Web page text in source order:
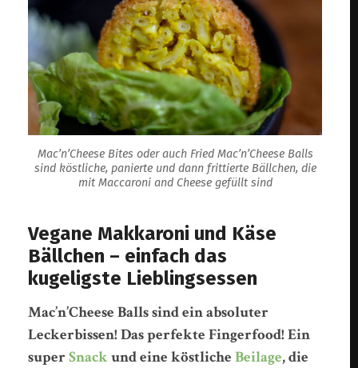
Mac’n’Cheese Bites oder auch Fried Mac’n’Cheese Balls
sind köstliche, panierte und dann frittierte Bällchen, die
mit Maccaroni and Cheese gefüllt sind
Vegane Makkaroni und Käse
Bällchen – einfach das
kugeligste Lieblingsessen
Mac’n’Cheese Balls sind ein absoluter
Leckerbissen! Das perfekte Fingerfood! Ein
superSnackund eine köstlicheBeilage, die